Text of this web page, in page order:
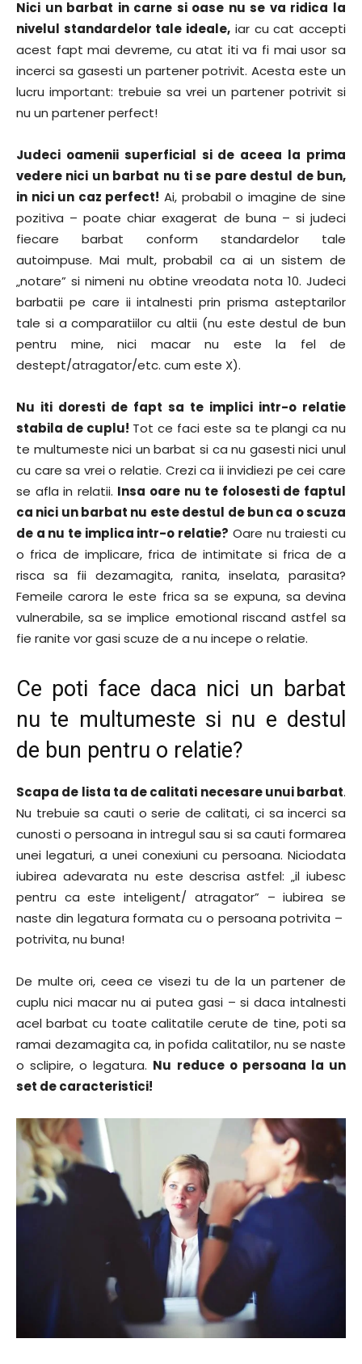
Nici un barbat in carne si oase nu se va ridica la
nivelul standardelor tale ideale, iar cu cat accepti
acest fapt mai devreme, cu atat iti va fi mai usor sa
incerci sa gasesti un partener potrivit. Acesta este un
lucru important: trebuie sa vrei un partener potrivit si
nu un partener perfect!
Judeci oamenii superficial si de aceea la prima
vedere nici un barbat nu ti se pare destul de bun,
in nici un caz perfect! Ai, probabil o imagine de sine
pozitiva – poate chiar exagerat de buna – si judeci
fiecare barbat conform standardelor tale
autoimpuse. Mai mult, probabil ca ai un sistem de
„notare” si nimeni nu obtine vreodata nota 10. Judeci
barbatii pe care ii intalnesti prin prisma asteptarilor
tale si a comparatiilor cu altii (nu este destul de bun
pentru mine, nici macar nu este la fel de
destept/atragator/etc. cum este X).
Nu iti doresti de fapt sa te implici intr-o relatie
stabila de cuplu! Tot ce faci este sa te plangi ca nu
te multumeste nici un barbat si ca nu gasesti nici unul
cu care sa vrei o relatie. Crezi ca ii invidiezi pe cei care
se afla in relatii. Insa oare nu te folosesti de faptul
ca nici un barbat nu este destul de bun ca o scuza
de a nu te implica intr-o relatie? Oare nu traiesti cu
o frica de implicare, frica de intimitate si frica de a
risca sa fii dezamagita, ranita, inselata, parasita?
Femeile carora le este frica sa se expuna, sa devina
vulnerabile, sa se implice emotional riscand astfel sa
fie ranite vor gasi scuze de a nu incepe o relatie.
Ce poti face daca nici un barbat
nu te multumeste si nu e destul
de bun pentru o relatie?
Scapa de lista ta de calitati necesare unui barbat.
Nu trebuie sa cauti o serie de calitati, ci sa incerci sa
cunosti o persoana in intregul sau si sa cauti formarea
unei legaturi, a unei conexiuni cu persoana. Niciodata
iubirea adevarata nu este descrisa astfel: „il iubesc
pentru ca este inteligent/ atragator” – iubirea se
naste din legatura formata cu o persoana potrivita –
potrivita, nu buna!
De multe ori, ceea ce visezi tu de la un partener de
cuplu nici macar nu ai putea gasi – si daca intalnesti
acel barbat cu toate calitatile cerute de tine, poti sa
ramai dezamagita ca, in pofida calitatilor, nu se naste
o sclipire, o legatura. Nu reduce o persoana la un
set de caracteristici!